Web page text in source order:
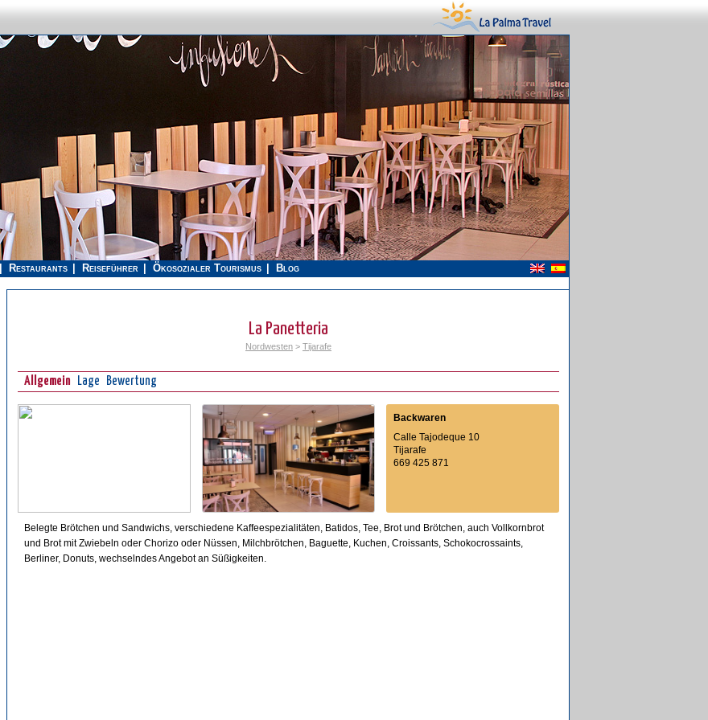
Restaurants Reiseführer Ökosozialer Tourismus Blog
La Panetteria
Nordwesten > Tijarafe
Allgemein Lage Bewertung
Backwaren
Calle Tajodeque 10
Tijarafe
669 425 871
Belegte Brötchen und Sandwichs, verschiedene Kaffeespezialitäten, Batidos, Tee, Brot und Brötchen, auch Vollkornbrot
und Brot mit Zwiebeln oder Chorizo oder Nüssen, Milchbrötchen, Baguette, Kuchen, Croissants, Schokocrossaints,
Berliner, Donuts, wechselndes Angebot an Süßigkeiten.